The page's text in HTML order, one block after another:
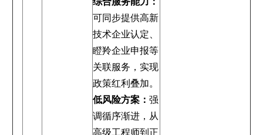
可同步提供高新
技术企业认定、
瞪羚企业申报等
关联服务，实现
政策红利叠加。
低风险方案： 强
调循序渐进，从
高级工程师到正